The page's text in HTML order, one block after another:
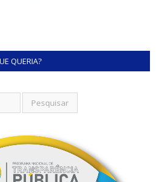
QUERIA?